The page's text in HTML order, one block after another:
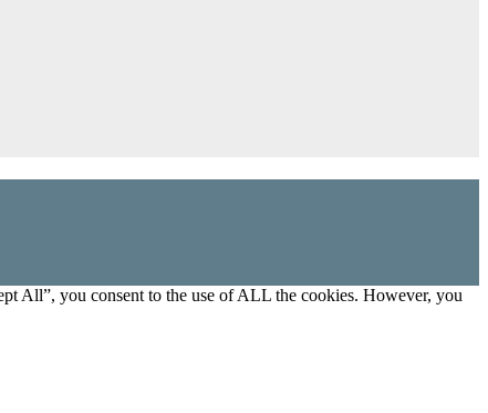
All”, you consent to the use of ALL the cookies. However, you